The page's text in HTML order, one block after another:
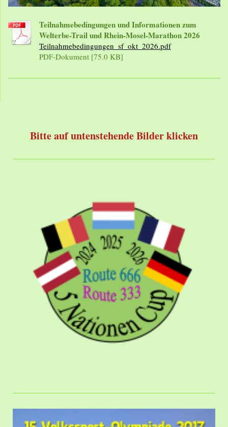
Teilnahmebedingungen und Informationen zum
Welterbe-Trail und Rhein-Mosel-Marathon 2026
Teilnahmebedingungen_sf_okt_2026.pdf
PDF-Dokument [75.0 KB]
Bitte auf untenstehende Bilder klicken